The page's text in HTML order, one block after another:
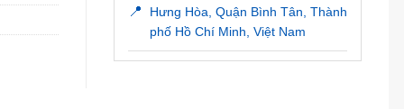
📍
Hưng Hòa, Quận Bình Tân, Thành
phố Hồ Chí Minh, Việt Nam